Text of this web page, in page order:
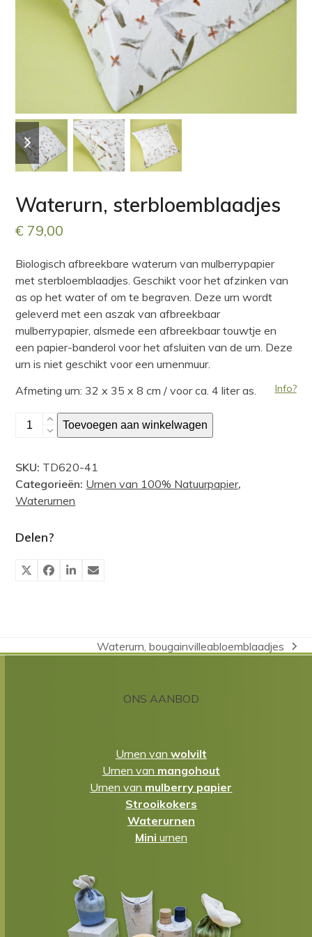
previous
slide
next
slide
Waterurn, sterbloemblaadjes
€ 79,00
Biologisch afbreekbare waterurn van mulberrypapier
met sterbloemblaadjes. Geschikt voor het afzinken van
as op het water of om te begraven. Deze urn wordt
geleverd met een aszak van afbreekbaar
mulberrypapier, alsmede een afbreekbaar touwtje en
een papier-banderol voor het afsluiten van de urn. Deze
urn is niet geschikt voor een urnenmuur.
Info?
Afmeting urn: 32 x 35 x 8 cm / voor ca. 4 liter as.
Waterurn,
sterbloemblaadjes
Toevoegen aan winkelwagen
SKU: TD620-41
Categorieën: Urnen van 100% Natuurpapier,
Waterurnen
Delen?
next
Waterurn, bougainvilleabloemblaadjes
ONS AANBOD
Urnen van wolvilt
Urnen van mangohout
Urnen van mulberry papier
Strooikokers
Waterurnen
Mini urnen